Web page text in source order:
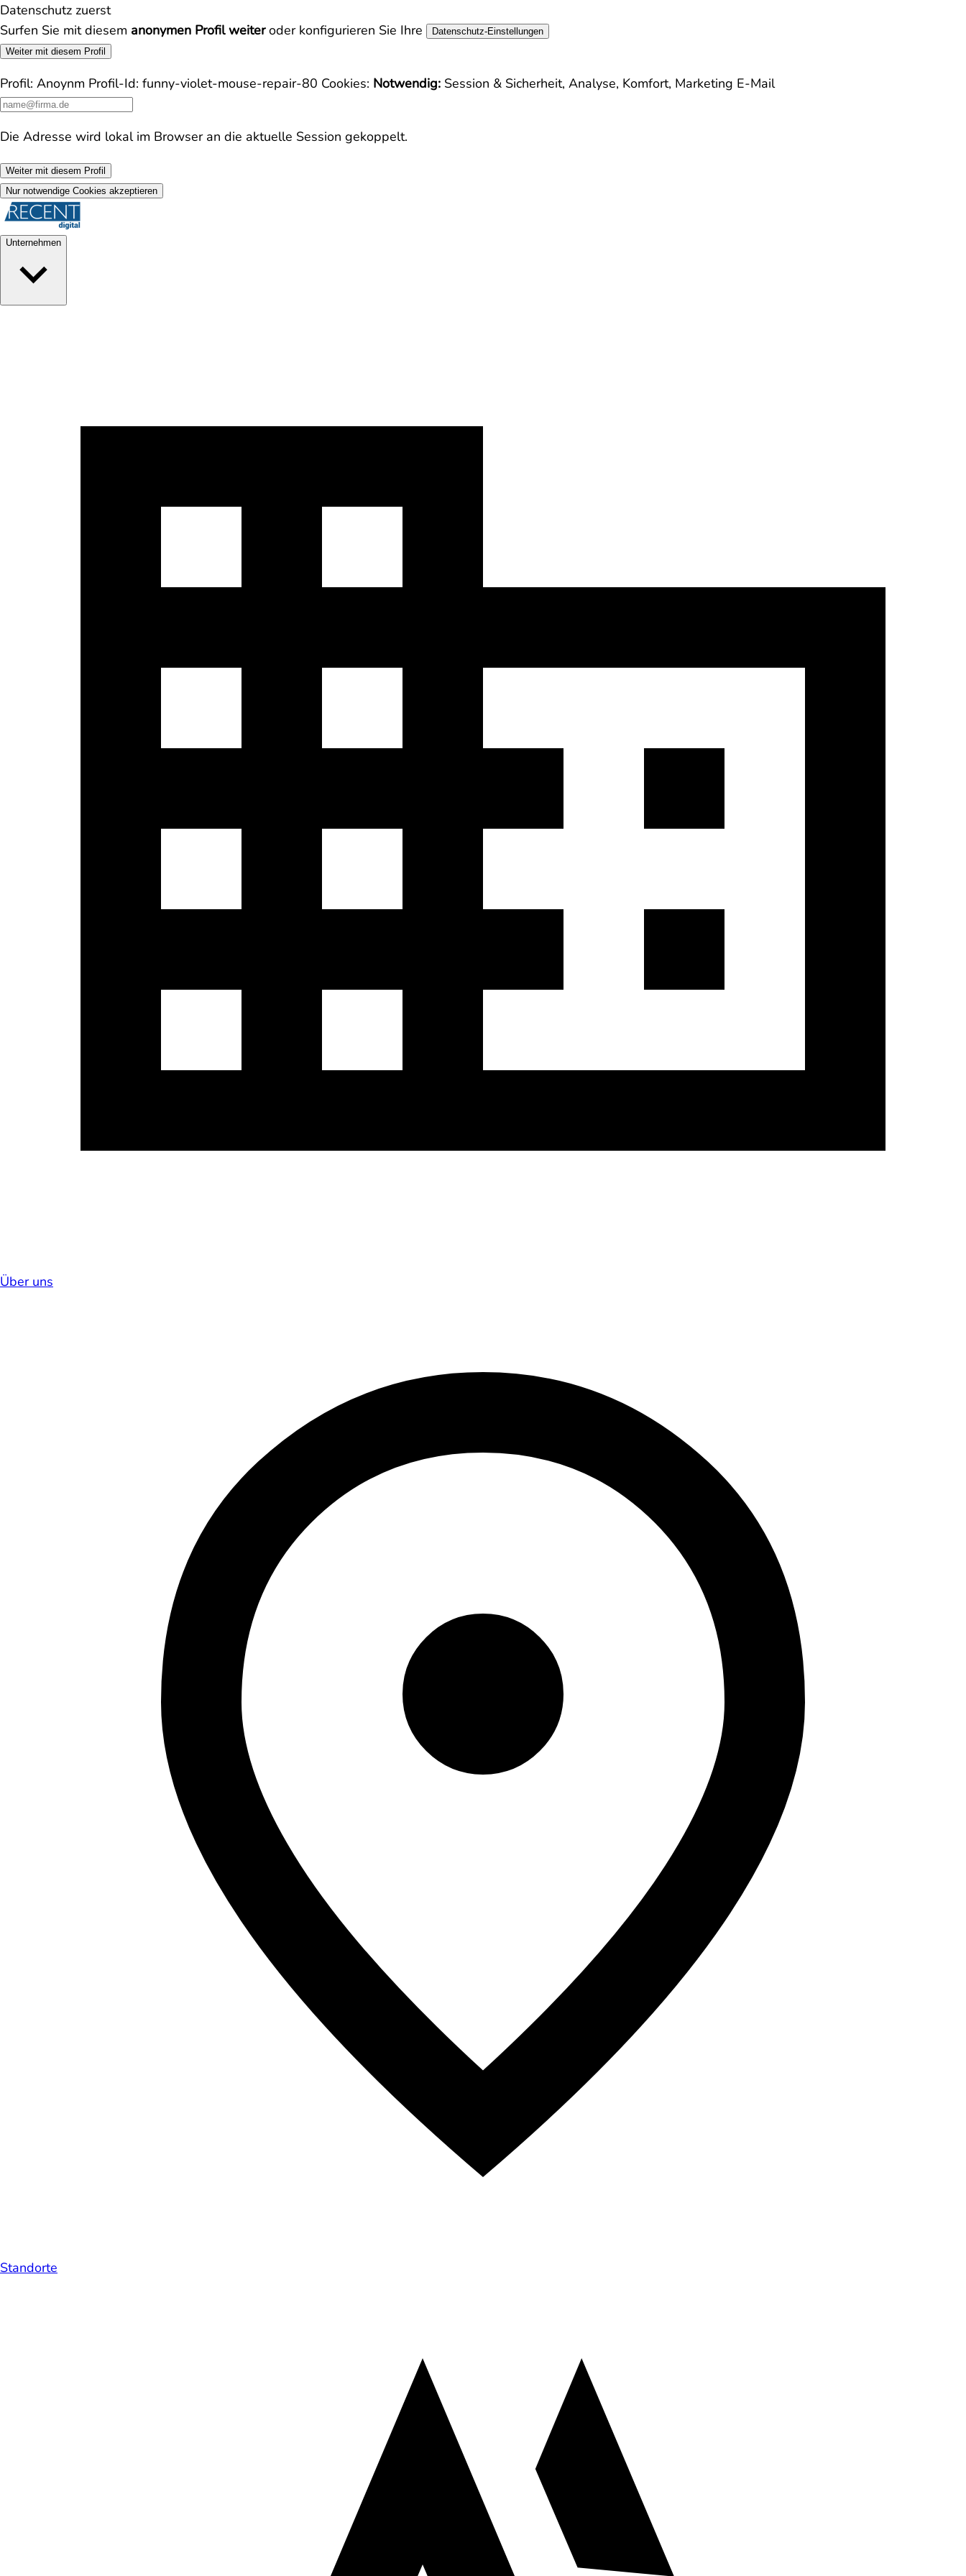
Datenschutz zuerst
Surfen Sie mit diesem anonymen Profil weiteroder konfigurieren Sie Ihre
Datenschutz-Einstellungen
Weiter mit diesem Profil
Profil: Anoynm Profil-Id: funny-violet-mouse-repair-80 Cookies: Notwendig: Session & Sicherheit, Analyse, Komfort, Marketing E-Mail
Die Adresse wird lokal im Browser an die aktuelle Session gekoppelt.
Weiter mit diesem Profil
Nur notwendige Cookies akzeptieren
Unternehmen
Über uns
Standorte